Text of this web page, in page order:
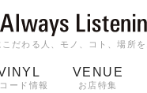
こだわる人、モノ、コト、場所を
ード情報
VENUE
お店特集